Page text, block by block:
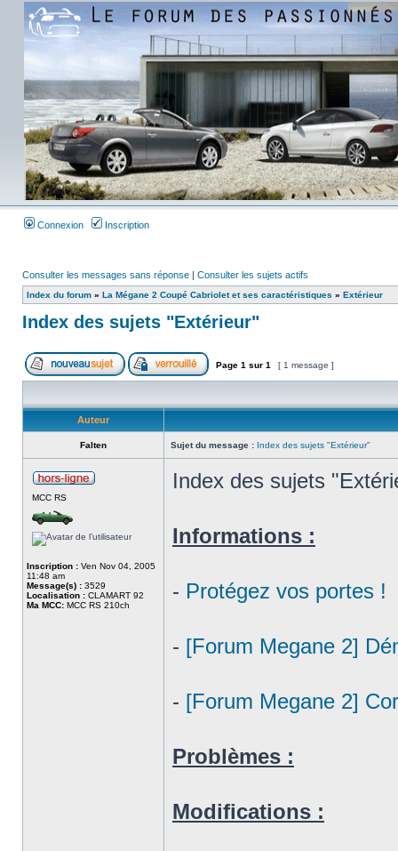
Connexion Inscription
Consulter les messages sans réponse | Consulter les sujets actifs
Index du forum » La Mégane 2 Coupé Cabriolet et ses caractéristiques » Extérieur
Index des sujets "Extérieur"
Page 1 sur 1 [ 1 message ]
Auteur
Falten Sujet du message : Index des sujets "Extérieur"
MCC RS
Inscription : Ven Nov 04, 2005
11:48 am
Message(s) : 3529
Localisation : CLAMART 92
Ma MCC: MCC RS 210ch
Index des sujets
Informations :
- Protégez vos portes !
- [Forum Megane 2]
- [Forum Megane 2]
Problèmes :
Modifications :